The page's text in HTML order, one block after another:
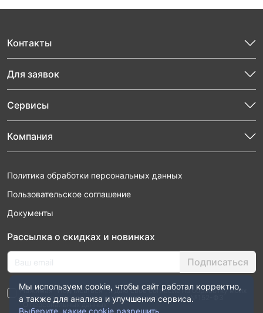
Контакты
Для заявок
Сервисы
Компания
Политика обработки персональных данных
Пользовательское соглашение
Документы
Рассылка о скидках и новинках
Подписаться
Нажимая “Подписаться”, я даю свое согласие на обработку моих
персональных данных в соответствии с законом №152-ФЗ
“О персональных данных”
Мы используем cookie, чтобы сайт работал корректно,
а также для анализа и улучшения сервиса.
Выберите, какие cookie разрешить